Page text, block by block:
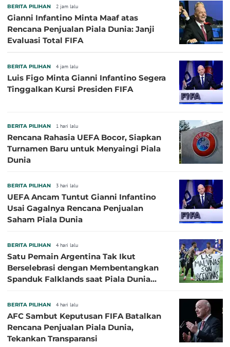
BERITA PILIHAN 2 jam lalu
Gianni Infantino Minta Maaf atas
Rencana Penjualan Piala Dunia: Janji
Evaluasi Total FIFA
BERITA PILIHAN 4 jam lalu
Luis Figo Minta Gianni Infantino Segera
Tinggalkan Kursi Presiden FIFA
BERITA PILIHAN 1 hari lalu
Rencana Rahasia UEFA Bocor, Siapkan
Turnamen Baru untuk Menyaingi Piala
Dunia
BERITA PILIHAN 3 hari lalu
UEFA Ancam Tuntut Gianni Infantino
Usai Gagalnya Rencana Penjualan
Saham Piala Dunia
BERITA PILIHAN 4 hari lalu
Satu Pemain Argentina Tak Ikut
Berselebrasi dengan Membentangkan
Spanduk Falklands saat Piala Dunia
BERITA PILIHAN 4 hari lalu
AFC Sambut Keputusan FIFA Batalkan
Rencana Penjualan Piala Dunia,
Tekankan Transparansi